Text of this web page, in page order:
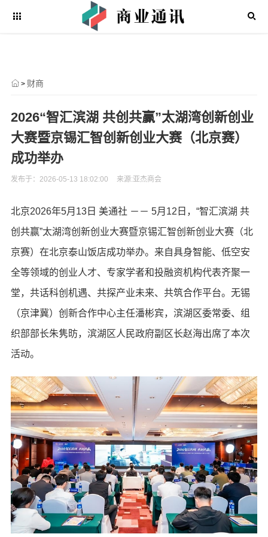
> 财商
2026“智汇滨湖 共创共赢”太湖湾创新创业
大赛暨京锡汇智创新创业大赛（北京赛）
成功举办
发布于：2026-05-13 18:02:00 来源:亚杰商会
北京2026年5月13日 美通社 －－ 5月12日，“智汇滨湖 共
创共赢”太湖湾创新创业大赛暨京锡汇智创新创业大赛（北
京赛） 在北京泰山饭店成功举办。来自具身智能、低空安
全等领域的创业人才、专家学者和投融资机构代表齐聚一
堂，共话科创机遇、共探产业未来、共筑合作平台。无锡
（京津冀）创新合作中心主任潘彬宾，滨湖区委常委、组
织部部长朱隽昉，滨湖区人民政府副区长赵海出席了本次
活动。